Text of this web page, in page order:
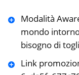
Modalità
mondo
bisogno di
Link